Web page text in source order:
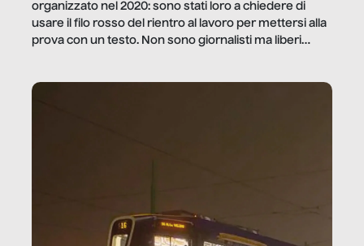
organizzato nel 2020: sono stati loro a chiedere di
usare il filo rosso del rientro al lavoro per mettersi alla
prova con un testo. Non sono giornalisti ma liberi